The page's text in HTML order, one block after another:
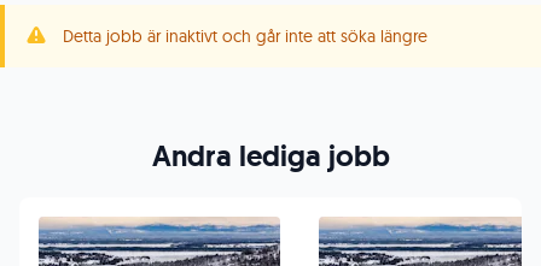
Detta jobb är inaktivt och går inte att söka längre
Andra lediga jobb